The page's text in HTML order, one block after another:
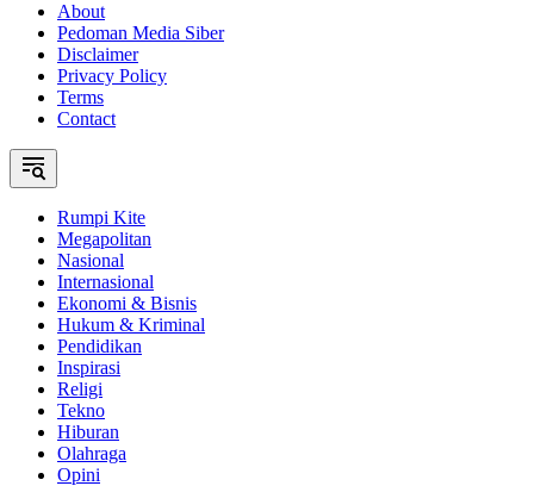
About
Pedoman Media Siber
Disclaimer
Privacy Policy
Terms
Contact
Rumpi Kite
Megapolitan
Nasional
Internasional
Ekonomi & Bisnis
Hukum & Kriminal
Pendidikan
Inspirasi
Religi
Tekno
Hiburan
Olahraga
Opini